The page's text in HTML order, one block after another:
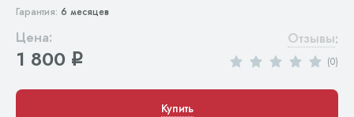
Гарантия: 6 месяцев
Цена:
1 800 q
Отзывы:
(0)
Купить